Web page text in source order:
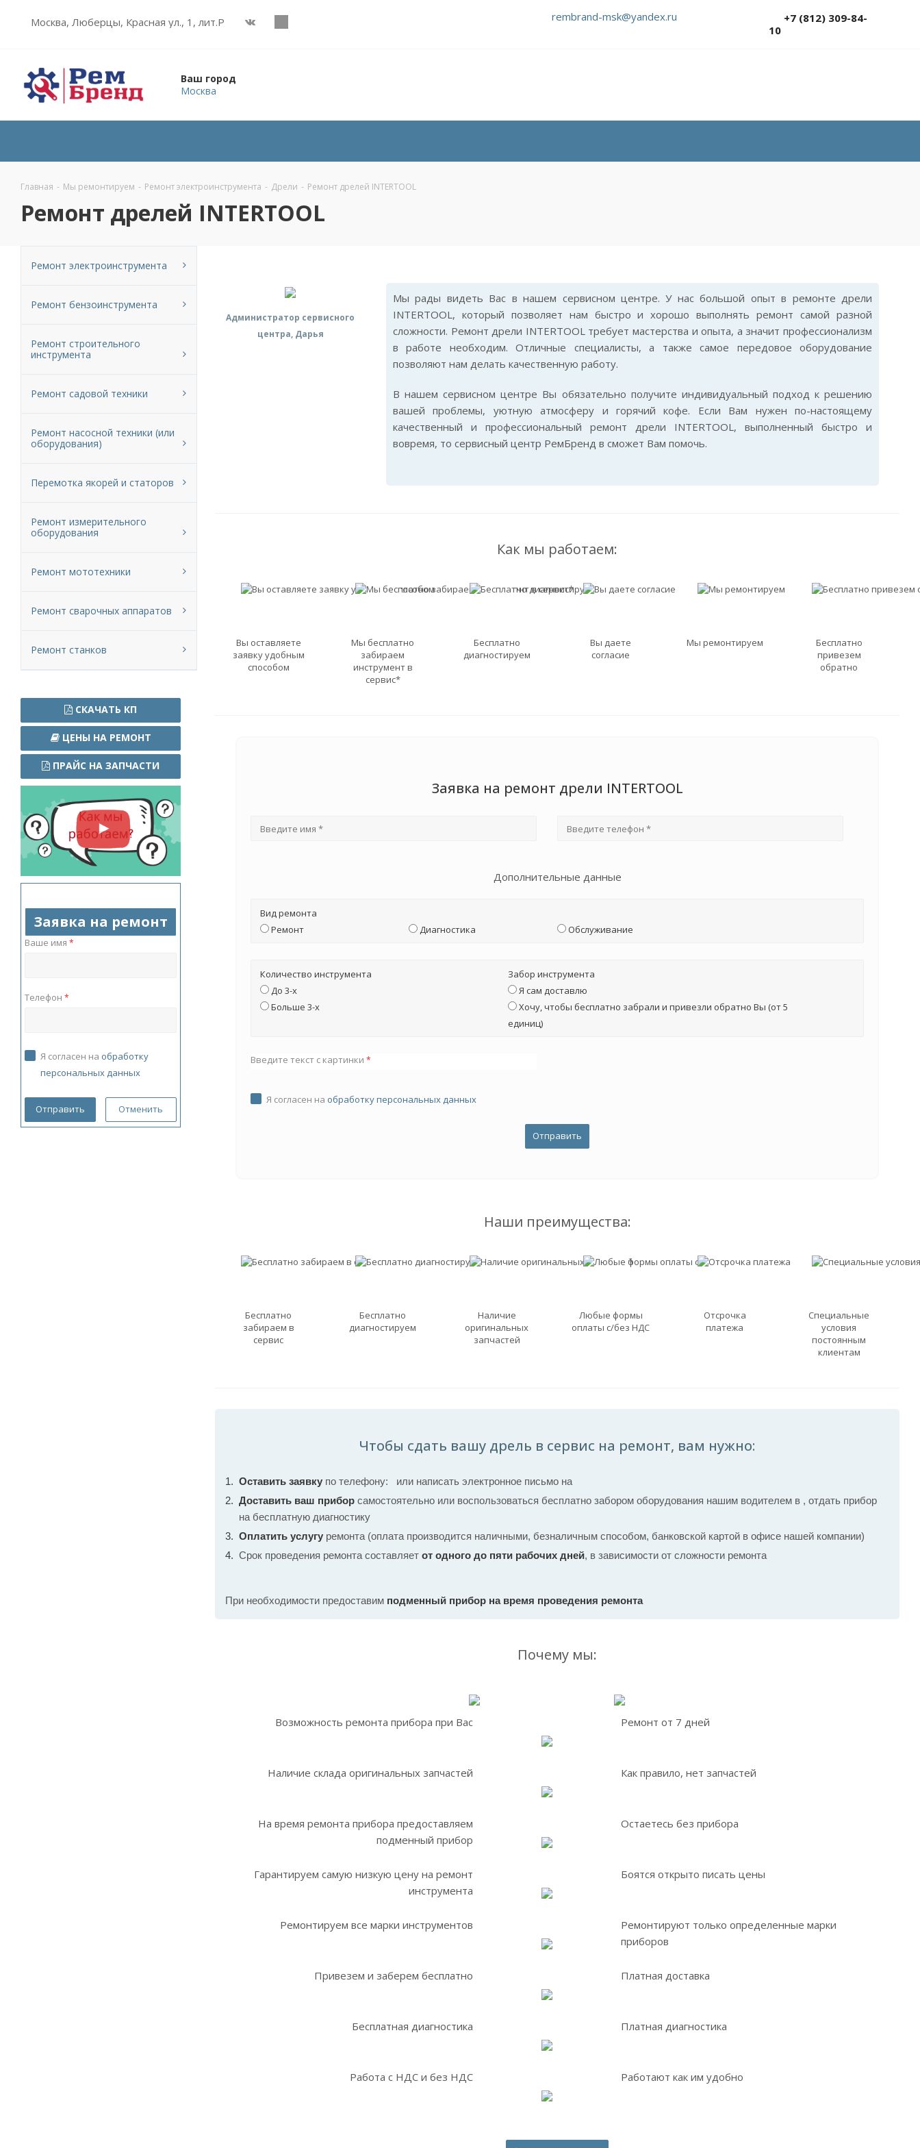
Москва, Люберцы, Красная ул., 1, лит.Р rembrand-msk@yandex.ru
+7 (812) 309-84-
10
Ваш город
Москва
Главная - Мы ремонтируем - Ремонт электроинструмента - Дрели - Ремонт дрелей INTERTOOL
Ремонт дрелей INTERTOOL
Администратор сервисного
центра, Дарья
Мы рады видеть Вас в нашем сервисном центре. У нас большой опыт в ремонте дрели
INTERTOOL, который позволяет нам быстро и хорошо выполнять ремонт самой разной
сложности. Ремонт дрели INTERTOOL требует мастерства и опыта, а значит профессионализм
в работе необходим. Отличные специалисты, а также самое передовое оборудование
позволяют нам делать качественную работу.
В нашем сервисном центре Вы обязательно получите индивидуальный подход к решению
вашей проблемы, уютную атмосферу и горячий кофе. Если Вам нужен по-настоящему
качественный и профессиональный ремонт дрели INTERTOOL, выполненный быстро и
вовремя, то сервисный центр РемБренд в сможет Вам помочь.
Как мы работаем:
Вы оставляете
заявку удобным
способом
Мы бесплатно
забираем
инструмент в
сервис*
Бесплатно
диагностируем
Вы даете
согласие
Мы ремонтируем
Бесплатно
привезем
обратно
Заявка на ремонт дрели INTERTOOL
Дополнительные данные
Вид ремонта
Ремонт
Диагностика Обслуживание
Количество инструмента
До 3-х
Больше 3-х
Забор инструмента
Я сам доставлю
Хочу, чтобы бесплатно забрали и привезли обратно Вы (от 5
единиц)
Введите текст с картинки *
Я согласен на обработку персональных данных
Наши преимущества:
Бесплатно
забираем в
сервис
Бесплатно
диагностируем
Наличие
оригинальных
запчастей
Любые формы
оплаты с/без НДС
Отсрочка
платежа
Специальные
условия
постоянным
клиентам
Чтобы сдать вашу дрель в сервис на ремонт, вам нужно:
Оставить заявку по телефону:
или написать электронное письмо на
Доставить ваш прибор самостоятельно или воспользоваться бесплатно забором оборудования нашим водителем в , отдать прибор
на бесплатную диагностику
Оплатить услугу ремонта (оплата производится наличными, безналичным способом, банковской картой в офисе нашей компании)
Срок проведения ремонта составляет от одного до пяти рабочих дней, в зависимости от сложности ремонта
При необходимости предоставим подменный прибор на время проведения ремонта
Почему мы:
Возможность ремонта прибора при Вас
Наличие склада оригинальных запчастей
На время ремонта прибора предоставляем
подменный прибор
Гарантируем самую низкую цену на ремонт
инструмента
Ремонтируем все марки инструментов
Привезем и заберем бесплатно
Бесплатная диагностика
Работа с НДС и без НДС
Ремонт от 7 дней
Как правило, нет запчастей
Остаетесь без прибора
Боятся открыто писать цены
Ремонтируют только определенные марки
приборов
Платная доставка
Платная диагностика
Работают как им удобно
Ремонт электроинструмента
Ремонт бензоинструмента
Ремонт строительного
инструмента
Ремонт садовой техники
Ремонт насосной техники (или
оборудования)
Перемотка якорей и статоров
Ремонт измерительного
оборудования
Ремонт мототехники
Ремонт сварочных аппаратов
Ремонт станков
СКАЧАТЬ КП
ЦЕНЫ НА РЕМОНТ
ПРАЙС НА ЗАПЧАСТИ
Заявка на ремонт
Ваше имя *
Телефон *
Я согласен на обработку
персональных данных
Отменить